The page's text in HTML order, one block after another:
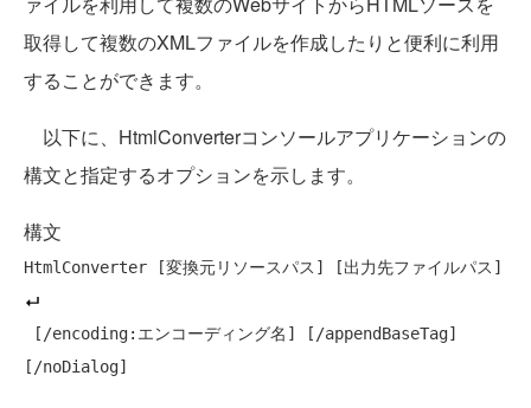
取得して複数のXMLファイルを作成したりと便利に利用
することができます。
以下に、HtmlConverterコンソールアプリケーションの
構文と指定するオプションを示します。
構文
HtmlConverter [変換元リソースパス] [出力先ファイルパス]